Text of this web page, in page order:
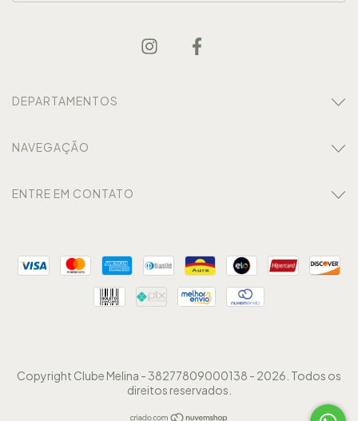
DEPARTAMENTOS
NAVEGAÇÃO
ENTRE EM CONTATO
Copyright Clube Melina - 38277809000138 - 2026. Todos os
direitos reservados.